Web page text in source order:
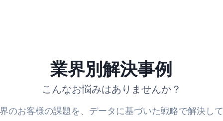
業界別解決事例
こんなお悩みはありませんか？
のお客様の課題を、データに基づいた戦略で解決し